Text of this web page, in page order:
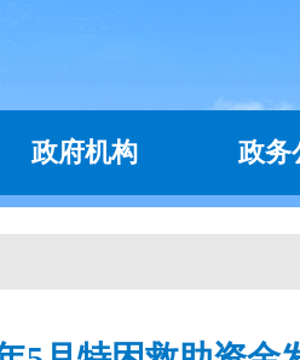
政府机构 政务